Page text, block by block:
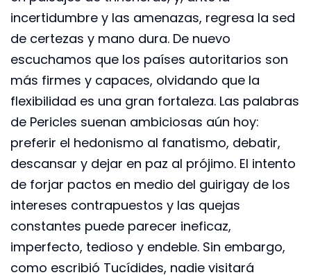
incertidumbre y las amenazas, regresa la sed
de certezas y mano dura. De nuevo
escuchamos que los países autoritarios son
más firmes y capaces, olvidando que la
flexibilidad es una gran fortaleza. Las palabras
de Pericles suenan ambiciosas aún hoy:
preferir el hedonismo al fanatismo, debatir,
descansar y dejar en paz al prójimo. El intento
de forjar pactos en medio del guirigay de los
intereses contrapuestos y las quejas
constantes puede parecer ineficaz,
imperfecto, tedioso y endeble. Sin embargo,
como escribió Tucídides, nadie visitará